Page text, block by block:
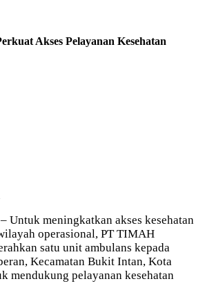
Akses Pelayanan Kesehatan
Untuk meningkatkan akses kesehatan
operasional, PT TIMAH
satu unit ambulans kepada
Kecamatan Bukit Intan, Kota
mendukung pelayanan kesehatan